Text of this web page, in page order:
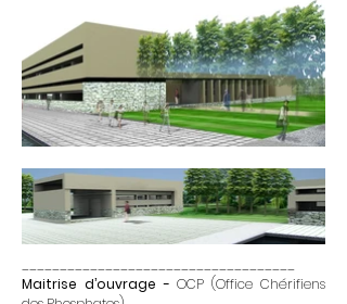
Maitrise d’ouvrage - OCP (Office Chérifiens